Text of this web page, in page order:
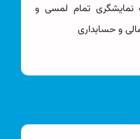
نمایشگری تمام لمسی و
و حسابداری